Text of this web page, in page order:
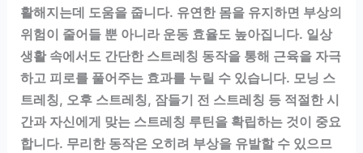
활해지는데 도움을 줍니다. 유연한 몸을 유지하면 부상의
위험이 줄어들 뿐 아니라 운동 효율도 높아집니다. 일상
생활 속에서도 간단한 스트레칭 동작을 통해 근육을 자극
하고 피로를 풀어주는 효과를 누릴 수 있습니다. 모닝 스
트레칭, 오후 스트레칭, 잠들기 전 스트레칭 등 적절한 시
간과 자신에게 맞는 스트레칭 루틴을 확립하는 것이 중요
합니다. 무리한 동작은 오히려 부상을 유발할 수 있으므